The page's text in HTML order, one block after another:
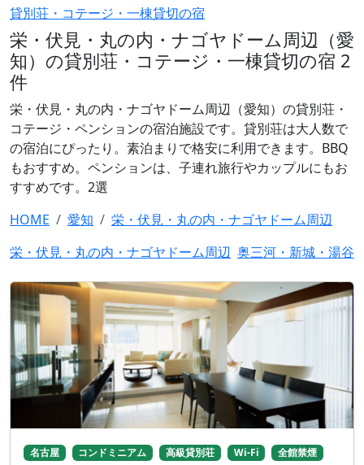
貸別荘・コテージ・一棟貸切の宿
栄・伏見・丸の内・ナゴヤドーム周辺（愛
知）の貸別荘・コテージ・一棟貸切の宿 2
件
栄・伏見・丸の内・ナゴヤドーム周辺（愛知）の貸別荘・
コテージ・ペンションの宿泊施設です。貸別荘は大人数で
の宿泊にぴったり。素泊まりで格安に利用できます。BBQ
もおすすめ。ペンションは、子連れ旅行やカップルにもお
すすめです。2選
HOME
愛知
栄・伏見・丸の内・ナゴヤドーム周辺
栄・伏見・丸の内・ナゴヤドーム周辺 奥三河・新城・湯谷
名古屋 コンドミニアム 高級貸別荘 Wi-Fi 全館禁煙